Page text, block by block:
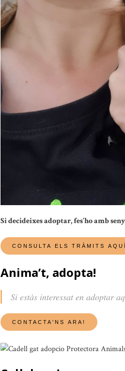
Si decideixes adoptar, fes’ho amb
Anima’t, adopta!
Si estàs interessat en adoptar